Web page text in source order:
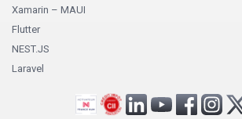
Xamarin – MAUI
Flutter
NEST.JS
Laravel